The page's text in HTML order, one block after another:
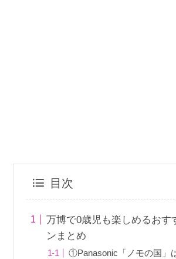
目次
万博で0歳児も楽しめるおす
ンまとめ
①Panasonic「ノモの国」